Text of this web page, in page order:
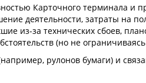
Карточного терминала и
деятельности, затраты на
из-за технических сбоев,
(но не
рулонов бумаги) и